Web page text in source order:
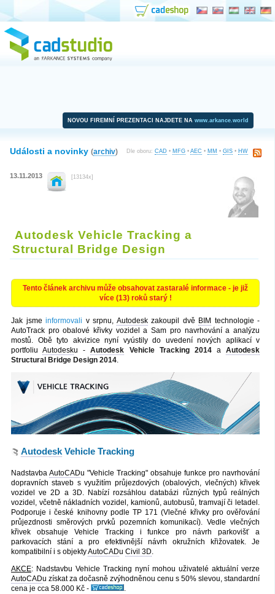
NOVOU FIREMNÍ PREZENTACI NAJDETE NA www.arkance.world
Dle oboru: CAD • MFG • AEC • MM • GIS • HW
Události a novinky (archiv)
13.11.2013 [13134x]
Autodesk Vehicle Tracking a
Structural Bridge Design
Tento článek archivu může obsahovat zastaralé informace - je již
více (13) roků starý !
Jak jsme informovali v srpnu, Autodeskzakoupil dvě BIM technologie -
AutoTrack pro obalové křivky vozidel a Sam pro navrhování a analýzu
mostů. Obě tyto akvizice nyní vyústily do uvedení nových aplikací v
portfoliuAutodesku -Autodesk Vehicle Tracking 2014a Autodesk
Structural Bridge Design 2014.
Autodesk Vehicle Tracking
Nadstavba AutoCADu "Vehicle Tracking" obsahuje funkce pro navrhování
dopravních staveb s využitím průjezdových (obalových, vlečných) křivek
vozidel ve 2D a 3D. Nabízí rozsáhlou databázi různých typů reálných
vozidel, včetně nákladních vozidel, kamionů, autobusů, tramvají či letadel.
Podporuje i české knihovny podle TP 171 (Vlečné křivky pro ověřování
průjezdnosti směrových prvků pozemních komunikací). Vedle vlečných
křivek obsahuje Vehicle Tracking i funkce pro návrh parkovišť a
parkovacích stání a pro efektivnější návrh okružních křižovatek. Je
kompatibilní i s objektyAutoCADu Civil 3D.
AKCE: Nadstavbu Vehicle Tracking nyní mohou uživatelé aktuální verze
AutoCADu získat za dočasně zvýhodněnou cenu s 50% slevou, standardní
cena je cca 58.000 Kč -
.